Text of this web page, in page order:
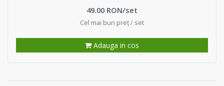
49.00 RON/set
Cel mai bun preț / set
Adauga in cos